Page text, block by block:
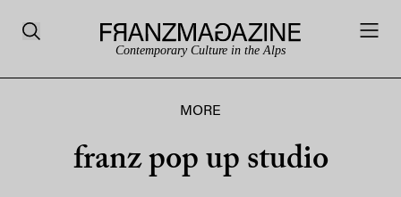
Contemporary Culture in the Alps
MORE
franz pop up studio